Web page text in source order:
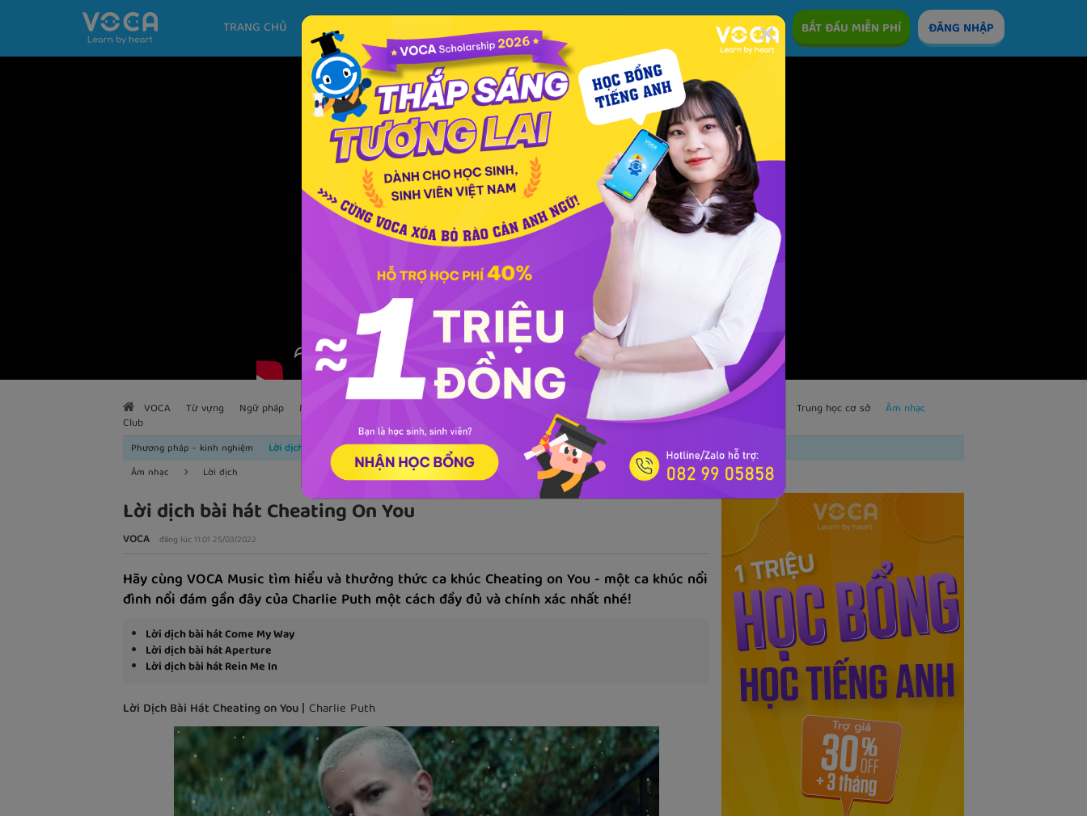
ĐĂNG NHẬP
BẮT ĐẦU MIỄN PHÍ
XEM THÊM
PREMIUM
PHƯƠNG PHÁP
KHÓA HỌC
TRANG CHỦ
VOCA Từ vựng Ngữ pháp Mẫu câu Phổ thông Luyện nói TOEIC IELTS Trung học cơ sở Âm nhạc
Club
Phương pháp - kinh nghiệm
Lời dịch
Âm nhạc
Lời dịch
Lời dịch bài hát Cheating On You
VOCA đăng lúc 11:01 25/03/2022
Hãy cùng VOCA Music tìm hiểu và thưởng thức ca khúc Cheating on You - một ca khúc nổi
đình nổi đám gần đây của Charlie Puth một cách đầy đủ và chính xác nhất nhé!
Lời dịch bài hát Come My Way
Lời dịch bài hát Aperture
Lời dịch bài hát Rein Me In
Lời Dịch Bài Hát Cheating on You | Charlie Puth